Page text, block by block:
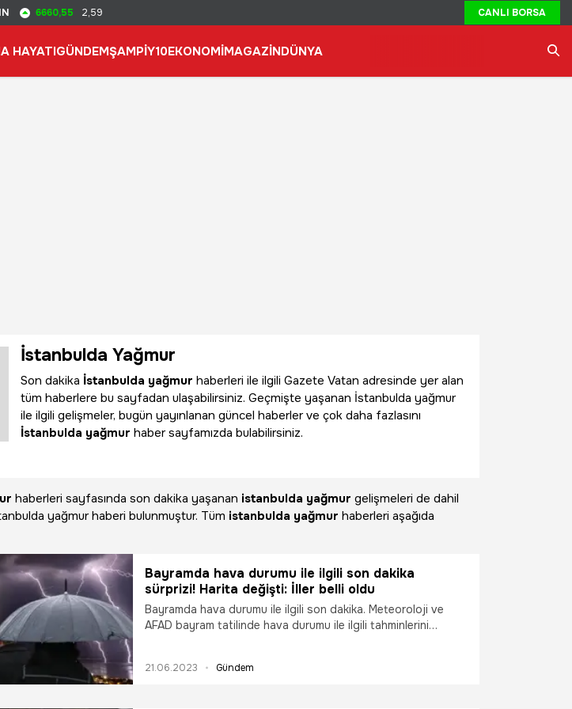
6660,55 2,59 CANLI BORSA
HAYATIGÜNDEMŞAMPİY10EKONOMİMAGAZİNDÜNYA
İstanbulda Yağmur
Son dakika İstanbulda yağmur haberleri ile ilgili Gazete Vatan adresinde yer alan
tüm haberlere bu sayfadan ulaşabilirsiniz. Geçmişte yaşanan İstanbulda yağmur
ile ilgili gelişmeler, bugün yayınlanan güncel haberler ve çok daha fazlasını
İstanbulda yağmur haber sayfamızda bulabilirsiniz.
haberleri sayfasında son dakika yaşanan istanbulda yağmur gelişmeleri de dahil
yağmur haberi bulunmuştur. Tüm istanbulda yağmur haberleri aşağıda
Bayramda hava durumu ile ilgili son dakika
sürprizi! Harita değişti: İller belli oldu
Bayramda hava durumu ile ilgili son dakika. Meteoroloji ve
AFAD bayram tatilinde hava durumu ile ilgili tahminlerini
Bayramını memleketinde geçirmek isteyenler yağmur olup
21.06.2023 Gündem